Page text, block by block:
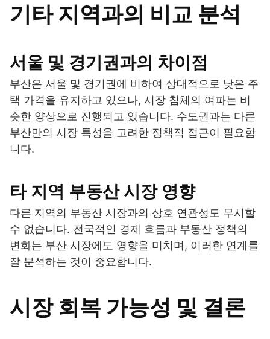
기타 지역과의 비교 분석
서울 및 경기권과의 차이점
부산은 서울 및 경기권에 비하여 상대적으로 낮은 주
택 가격을 유지하고 있으나, 시장 침체의 여파는 비
슷한 양상으로 진행되고 있습니다. 수도권과는 다른
부산만의 시장 특성을 고려한 정책적 접근이 필요합
니다.
타 지역 부동산 시장 영향
다른 지역의 부동산 시장과의 상호 연관성도 무시할
수 없습니다. 전국적인 경제 흐름과 부동산 정책의
변화는 부산 시장에도 영향을 미치며, 이러한 연계를
잘 분석하는 것이 중요합니다.
시장 회복 가능성 및 결론